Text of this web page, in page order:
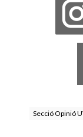
Secció Opinió